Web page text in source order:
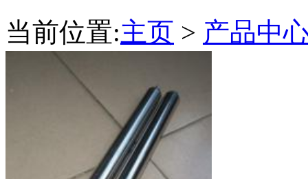
当前位置:主页 > 产品中